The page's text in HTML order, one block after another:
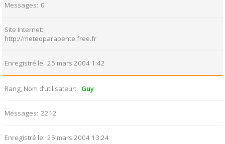
Messages 0
Site Internet
http://meteoparapente.free.fr
Enregistré le 25 mars 2004 1:42
Rang, Nom d’utilisateur Guy
Messages 2212
Enregistré le 25 mars 2004 13:24